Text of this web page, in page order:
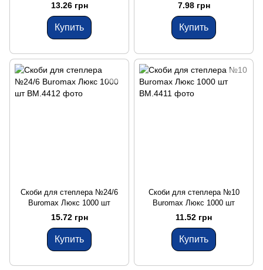
13.26 грн
Купить
7.98 грн
Купить
Скоби для степлера №24/6
Buromax Люкс 1000 шт
15.72 грн
Купить
Скоби для степлера №10
Buromax Люкс 1000 шт
11.52 грн
Купить